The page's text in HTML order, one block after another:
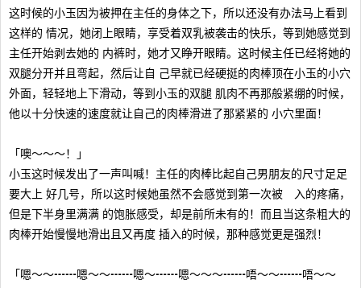
这时候的小玉因为被押在主任的身体之下，所以还没有办法马上看到
这样的 情况，她闭上眼睛，享受着双乳被袭击的快乐，等到她感觉到
主任开始剥去她的 内裤时，她才又睁开眼睛。这时候主任已经将她的
双腿分开并且弯起，然后让自 己早就已经硬挺的肉棒顶在小玉的小穴
外面，轻轻地上下滑动，等到小玉的双腿 肌肉不再那般紧绷的时候，
他以十分快速的速度就让自己的肉棒滑进了那紧紧的 小穴里面！
「噢～～～！」
小玉这时候发出了一声叫喊！主任的肉棒比起自己男朋友的尺寸足足
要大上 好几号，所以这时候她虽然不会感觉到第一次被 入的疼痛，
但是下半身里满满 的饱胀感受，却是前所未有的！而且当这条粗大的
肉棒开始慢慢地滑出且又再度 插入的时候，那种感觉更是强烈！
「嗯～～┅┅嗯～～┅┅嗯～┅┅嗯～～～┅┅唔～～┅┅唔～～